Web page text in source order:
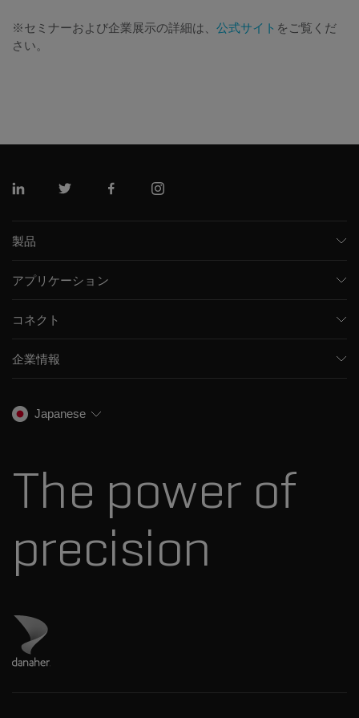
※セミナーおよび企業展示の詳細は、 公式サイト をご覧くだ
さい。
リンクトインツイッターフェイスブックインスタグラム
製品
キャピラリー電気泳動機器
統合ソリューション
スペクトルライブラリ
アプリケーション
環境分析
法医学ソリューション
コネクト
トレーニング
キャリア
企業情報
プレスリリース
Japanese
The power of
precision
ダナハーのサイトにアクセス